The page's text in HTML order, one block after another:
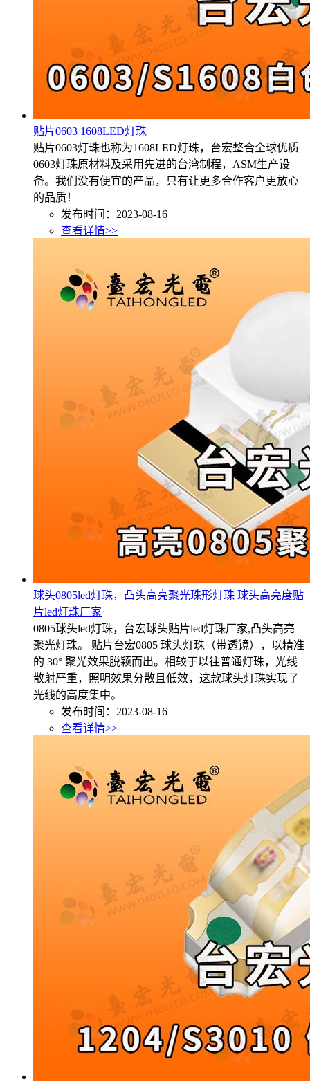
贴片0603 1608LED灯珠
贴片0603灯珠也称为1608LED灯珠，台宏整合全球优质
0603灯珠原材料及采用先进的台湾制程，ASM生产设
备。我们没有便宜的产品，只有让更多合作客户更放心
的品质！
发布时间：2023-08-16
查看详情>>
球头0805led灯珠，凸头高亮聚光珠形灯珠 球头高亮度贴
片led灯珠厂家
0805球头led灯珠，台宏球头贴片led灯珠厂家,凸头高亮
聚光灯珠。 贴片台宏0805 球头灯珠（带透镜），以精准
的 30° 聚光效果脱颖而出。相较于以往普通灯珠，光线
散射严重，照明效果分散且低效，这款球头灯珠实现了
光线的高度集中。
发布时间：2023-08-16
查看详情>>